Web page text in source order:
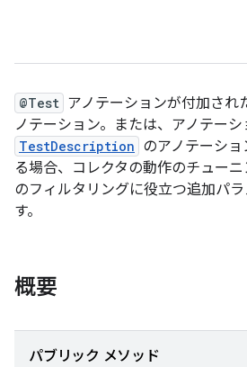
@Test アノテーションが付加され
ノテーション。または、アノテーシ
TestDescription のアノテーシ
る場合、コレクタの動作のチュー
のフィルタリングに役立つ追加パ
す。
概要
パブリック メソッド